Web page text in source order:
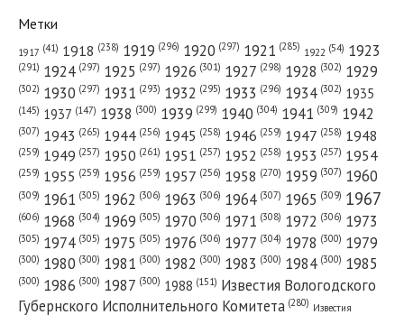
Метки
1917 (41) 1918 (238) 1919 (296) 1920 (297) 1921 (285) 1922 (54) 1923
(291) 1924 (297) 1925 (297) 1926 (301) 1927 (298) 1928 (302) 1929
(302) 1930 (297) 1931 (293) 1932 (295) 1933 (296) 1934 (302) 1935
(145) 1937 (147) 1938 (300) 1939 (299) 1940 (304) 1941 (309) 1942
(307) 1943 (265) 1944 (256) 1945 (258) 1946 (259) 1947 (258) 1948
(259) 1949 (257) 1950 (261) 1951 (257) 1952 (258) 1953 (257) 1954
(259) 1955 (259) 1956 (259) 1957 (256) 1958 (270) 1959 (307) 1960
(309) 1961 (305) 1962 (306) 1963 (306) 1964 (307) 1965 (309) 1967
(606) 1968 (304) 1969 (305) 1970 (306) 1971 (308) 1972 (306) 1973
(305) 1974 (305) 1975 (305) 1976 (306) 1977 (304) 1978 (300) 1979
(300) 1980 (300) 1981 (300) 1982 (300) 1983 (300) 1984 (300) 1985
(300) 1986 (300) 1987 (300) 1988 (151) Известия Вологодского
Губернского Исполнительного Комитета (280) Известия